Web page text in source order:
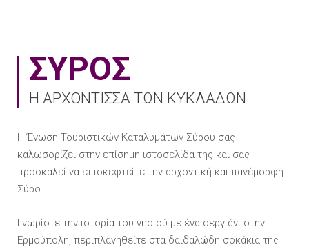
ΣΥΡΟΣ
Η ΑΡΧΟΝΤΙΣΣΑ ΤΩΝ ΚΥΚΛΑΔΩΝ
Η Ένωση Τουριστικών Καταλυμάτων Σύρου σας
καλωσορίζει στην επίσημη ιστοσελίδα της και σας
προσκαλεί να επισκεφτείτε την αρχοντική και πανέμορφη
Σύρο.
Γνωρίστε την ιστορία του νησιού με ένα σεργιάνι στην
Ερμούπολη, περιπλανηθείτε στα δαιδαλώδη σοκάκια της